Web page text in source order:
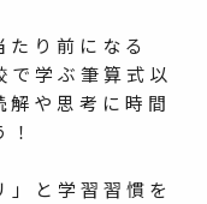
り前になる
で学ぶ筆算式以
や思考に時間
と学習習慣を